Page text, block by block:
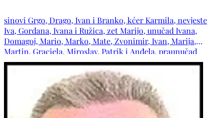
sinovi Grgo, Drago, Ivan i Branko, kćer Karmila, nevjeste
Iva, Gordana, Ivana i Ružica, zet Marijo, unučad Ivana,
Domagoj, Mario, Marko, Mate, Zvonimir, Ivan, Marija,
Martin, Graciela, Miroslav, Patrik i Anđela, praunučad
Matea, Magdalena, Marijan i Marko, obitelj pok. brata
Marka, obitelji pok. sestara Ljubice i Dane, obitelj pok.
djevera Ivana, obitelji pok. zaova Anđe i Ive te ostala
mnogobrojna rodbina i prijatelji.